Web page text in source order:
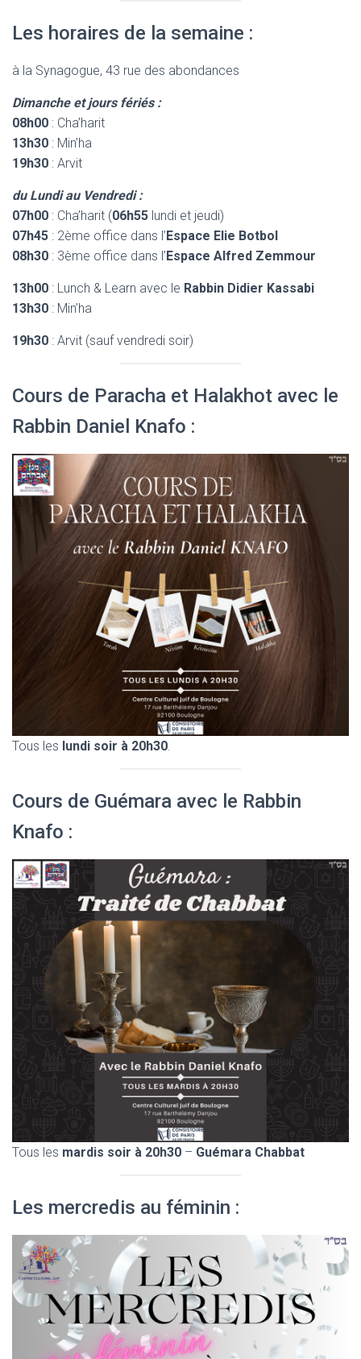
Les horaires de la semaine :
à la Synagogue, 43 rue des abondances
Dimanche et jours fériés :
08h00 : Cha’harit
13h30 : Min’ha
19h30 : Arvit
du Lundi au Vendredi :
07h00 : Cha’harit (06h55 lundi et jeudi)
07h45 : 2ème office dans l’Espace Elie Botbol
08h30 : 3ème office dans l’Espace Alfred Zemmour
13h00 : Lunch & Learn avec le Rabbin Didier Kassabi
13h30 : Min’ha
19h30 : Arvit (sauf vendredi soir)
Cours de Paracha et Halakhot avec le
Rabbin Daniel Knafo :
Tous les lundi soir à 20h30.
Cours de Guémara avec le Rabbin
Knafo :
Tous les mardis soir à 20h30 – Guémara Chabbat
Les mercredis au féminin :